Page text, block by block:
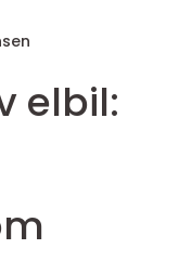
elbil: